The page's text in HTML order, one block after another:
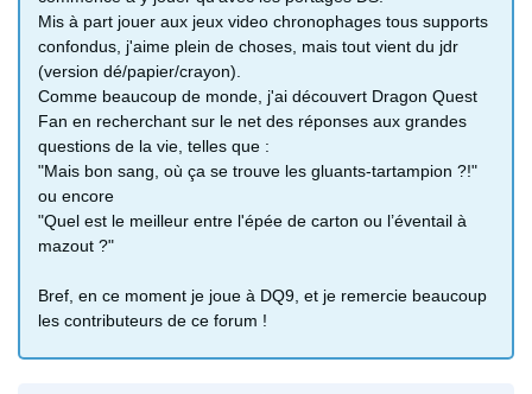
Mis à part jouer aux jeux video chronophages tous supports
confondus, j'aime plein de choses, mais tout vient du jdr
(version dé/papier/crayon).
Comme beaucoup de monde, j'ai découvert Dragon Quest
Fan en recherchant sur le net des réponses aux grandes
questions de la vie, telles que :
"Mais bon sang, où ça se trouve les gluants-tartampion ?!"
ou encore
"Quel est le meilleur entre l'épée de carton ou l’éventail à
mazout ?"
Bref, en ce moment je joue à DQ9, et je remercie beaucoup
les contributeurs de ce forum !